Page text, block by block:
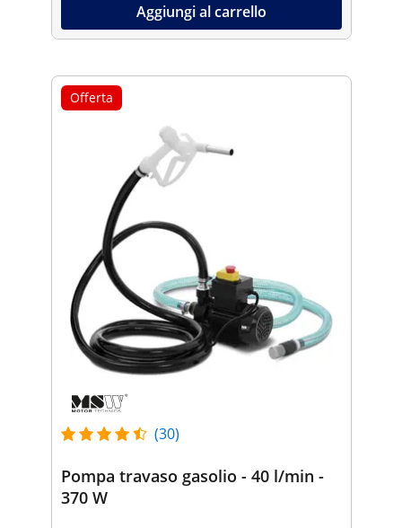
Aggiungi al carrello
Offerta
(30)
Pompa travaso gasolio - 40 l/min -
370 W